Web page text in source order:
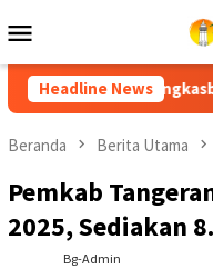
ke
Mobile
Headline News
KUA-PPAS APBD
Beranda Berita Utama
Pemkab
2025, Sediakan
Bg-Admin